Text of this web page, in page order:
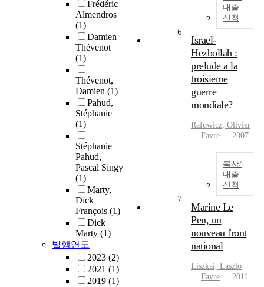
Frédéric
Almendros
(1)
Damien
Thévenot
(1)
Thévenot,
Damien (1)
Pahud,
Stéphanie
(1)
Stéphanie
Pahud,
Pascal Singy
(1)
Marty,
Dick
François (1)
Dick
Marty (1)
발행연도
2023 (2)
2021 (1)
2019 (1)
대출
신청
6
Israel-
Hezbollah :
prelude a la
troisieme
guerre
mondiale?
Rafowicz, Olivier
Favre
2007
복사/
대출
신청
7
Marine Le
Pen, un
nouveau front
national
Liszkai, Laszlo
Favre
2011